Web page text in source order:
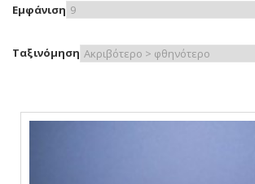
Εμφάνιση
Ταξινόμηση